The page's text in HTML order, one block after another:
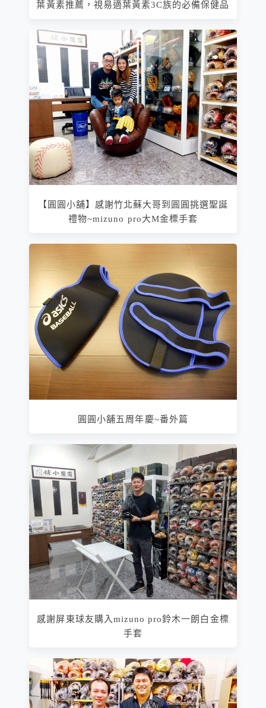
葉黃素推薦，視易適葉黃素3C族的必備保健品
【圓圓小舖】感謝竹北蘇大哥到圓圓挑選聖誕
禮物~mizuno pro大M金標手套
圓圓小舖五周年慶~番外篇
感謝屏東球友購入mizuno pro鈴木一朗白金標
手套